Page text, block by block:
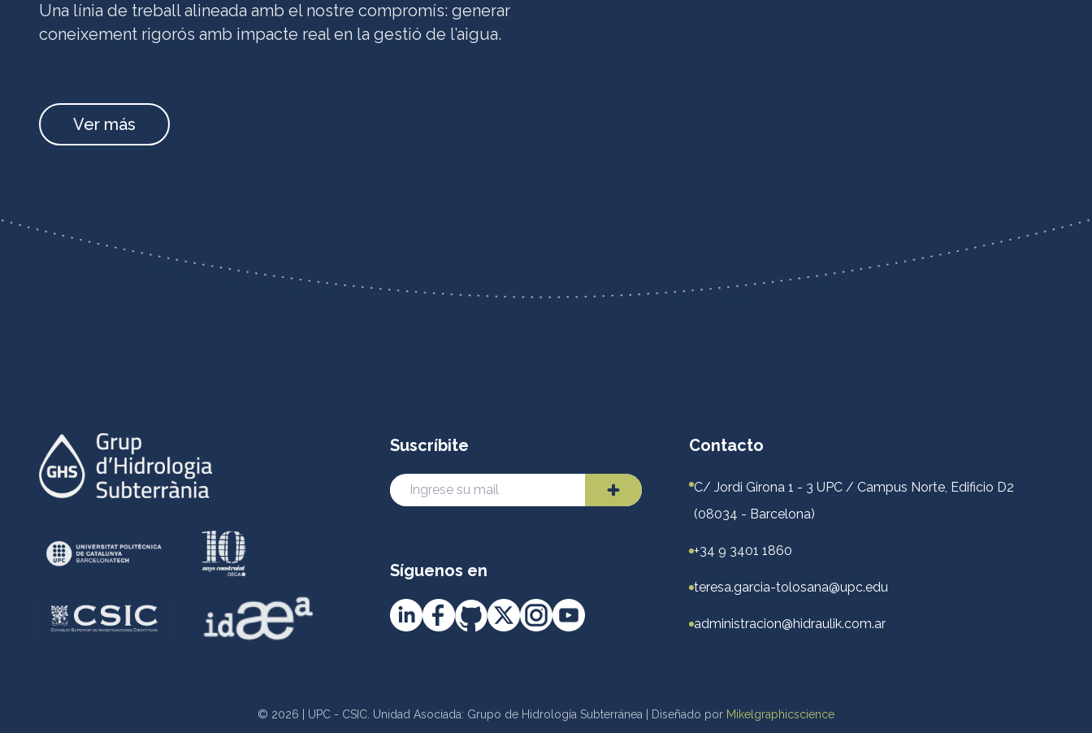
Una línia de treball alineada amb el nostre compromís: generar
coneixement rigorós amb impacte real en la gestió de l’aigua.
Ver más
Suscríbite
Síguenos en
Contacto
C/ Jordi Girona 1 - 3 UPC / Campus Norte, Edificio D2
(08034 - Barcelona)
+34 9 3401 1860
teresa.garcia-tolosana@upc.edu
administracion@hidraulik.com.ar
© 2026 | UPC - CSIC. Unidad Asociada: Grupo de Hidrología Subterránea | Diseñado por Mikelgraphicscience